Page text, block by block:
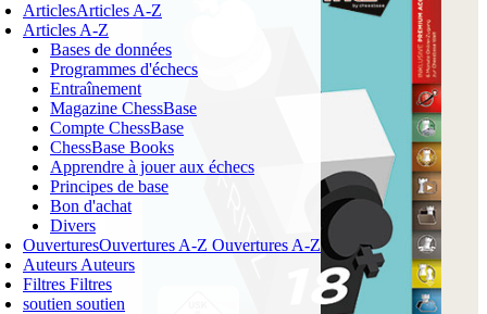
ArticlesArticles A-Z
Articles A-Z
Bases de données
Programmes d'échecs
Entraînement
Magazine ChessBase
Compte ChessBase
ChessBase Books
Apprendre à jouer aux échecs
Principes de base
Bon d'achat
Divers
OuverturesOuvertures A-Z Ouvertures A-Z
Auteurs Auteurs
Filtres Filtres
soutien soutien